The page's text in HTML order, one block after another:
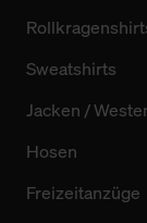
Sweatshirts
Jacken /
Hosen
Freizeitanzüge